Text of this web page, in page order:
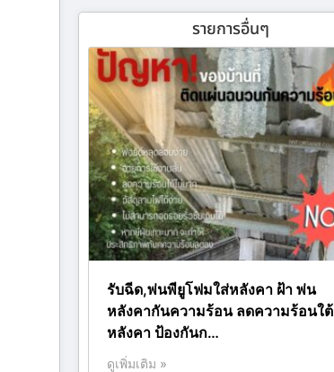
รายการอื่นๆ
รับฉีด,พ่นพียูโฟมใส่หลังคา ฝ้า พ่น
หลังคากันความร้อน ลดความร้อนใต้
หลังคา ป้องกันก…
ดูเพิ่มเติม »